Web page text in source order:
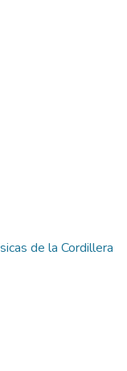
de la Cordillera